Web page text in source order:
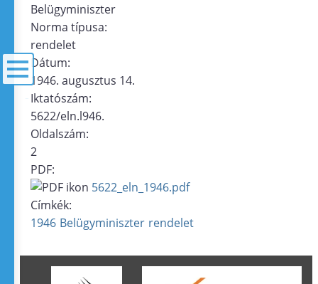
Belügyminiszter
Norma típusa:
rendelet
Dátum:
1946. augusztus 14.
Iktatószám:
5622/eln.l946.
Oldalszám:
2
PDF:
5622_eln_1946.pdf
Címkék:
1946 Belügyminiszter rendelet